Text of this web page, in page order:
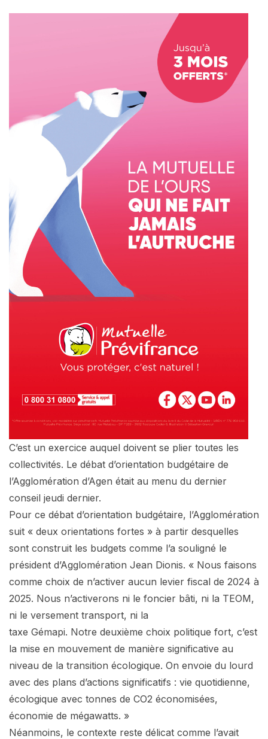
C’est un exercice auquel doivent se plier toutes les
collectivités. Le débat d’orientation budgétaire de
l’Agglomération d’Agen était au menu du dernier
conseil jeudi dernier.
Pour ce débat d’orientation budgétaire, l’Agglomération
suit « deux orientations fortes » à partir desquelles
sont construit les budgets comme l’a souligné le
président d’Agglomération Jean Dionis. « Nous faisons
comme choix de n’activer aucun levier fiscal de 2024 à
2025. Nous n’activerons ni le foncier bâti, ni la TEOM,
ni le versement transport, ni la
taxe Gémapi. Notre deuxième choix politique fort, c’est
la mise en mouvement de manière significative au
niveau de la transition écologique. On envoie du lourd
avec des plans d’actions significatifs : vie quotidienne,
écologique avec tonnes de CO2 économisées,
économie de mégawatts. »
Néanmoins, le contexte reste délicat comme l’avait